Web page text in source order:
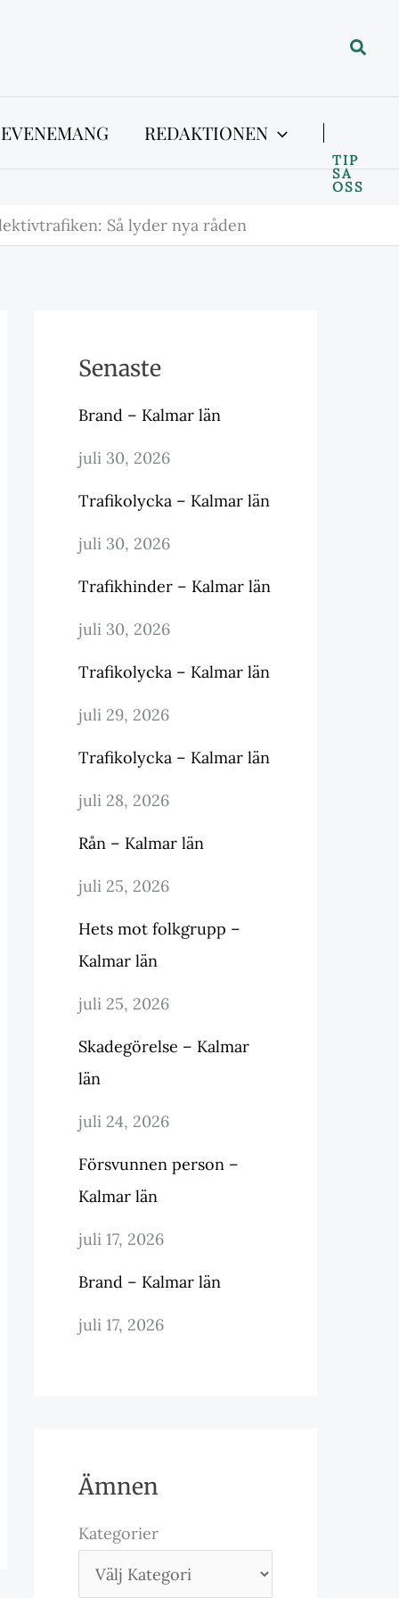
Sök
REDAKTIONEN
TIP
SA
OSS
Så lyder nya råden
Senaste
Brand – Kalmar län
juli 30, 2026
Trafikolycka – Kalmar län
juli 30, 2026
Trafikhinder – Kalmar län
juli 30, 2026
Trafikolycka – Kalmar län
juli 29, 2026
Trafikolycka – Kalmar län
juli 28, 2026
Rån – Kalmar län
juli 25, 2026
Hets mot folkgrupp –
Kalmar län
juli 25, 2026
Skadegörelse – Kalmar
län
juli 24, 2026
Försvunnen person –
Kalmar län
juli 17, 2026
Brand – Kalmar län
juli 17, 2026
Ämnen
Kategorier